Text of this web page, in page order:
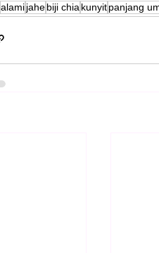
alamijahebiji chia kunyitpanjang